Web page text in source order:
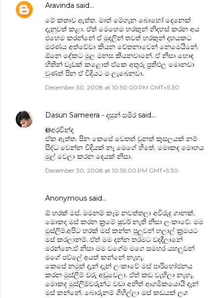
Aravinda said…
මේ කතාව ඇත්ත. මාත් මේගැන බොහෝ දෙනෙක්
දැනුවත් කළා. ඒත් මෙහෙම හරකුන් නිදහස් කරන අය
එහෙම කරන්නේ ඒ මුදලින් තවත් හරකුන් දහයකට
මරණය අත්වේවා කියන චේතනාවෙන් නෙමෙයිනේ.
ඕනෙ දේකට මුල මනස කියනවානේ. ඒ නිසා හොඳ
හිතින් වැඩක් කළොත් ඒකෙ අතුරු ප්‍රතිඵල මොනවා
වුණත් පින ඒ විදියට ම ලැබෙනවා.
December 30, 2008 at 10:50:00 PM GMT+5:30
Dasun Sameera - දසුන් සමීර said…
@අරවින්ද
ඒක ඇත්ත. පින කෙසේ වෙතත් වුනත් කුසලයක් නම්
සිද්ධ වෙන්න විදියක් නෑ මෙගේ හිතේ. මොකද මොහය
මුල් වෙලා කරන දෙයක් නිසා.
December 30, 2008 at 10:56:00 PM GMT+5:30
Anonymous said…
ඕ හරක් මස්. මමනම් කෑම නවත්තලා අවිරුදු ගානක්.
මොකද මස් කරන ක්‍රමේ ෂුවර් නැති නිසා ලංකාවේ. මම
මුස්ලිම්.අපිට හරක් මස් කන්න පුලුවන් හලාල් ක්‍රමයට
මස් කරලානම්. ඒත් මම දන්න තරමට වදදීලානේ
මරන්නෙ.ඒ නිසා මම වගේම මගෙ සමහර යහලුවන්
මගේ පව්ලේ අයත් කන්නේ නැහැ.
කෙසේ නමුත් දැන් දැන් ලංකාවේ මස් පාරිභෝජනය
කරන මුස්ලිම් වරු අඩුවෙලා. ඒත් කඩ වැහිලා නැහැ.
මොකද මුස්ලිම්වරුන්ට වඩා අනිත් ආගමිකයොයි දෑන්
මස් කන්නේ. බොරුනම් ගිහිල්ලා මස් කඩයක් ලග